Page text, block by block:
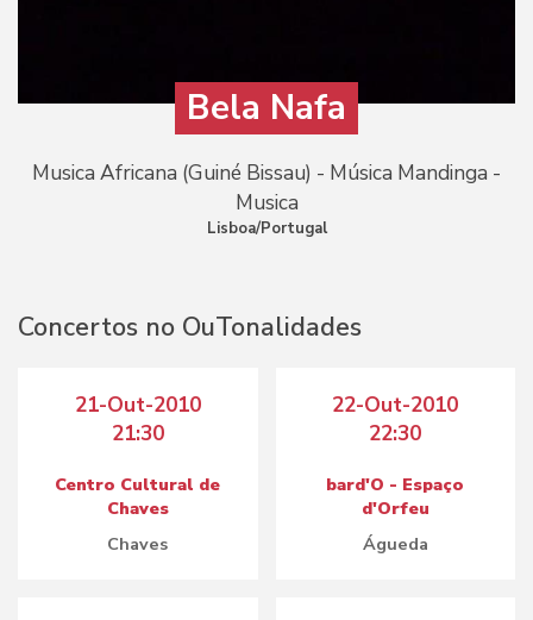
Bela Nafa
Musica Africana (Guiné Bissau) - Música Mandinga -
Musica
Lisboa/Portugal
Concertos no OuTonalidades
21-Out-2010
21:30
Centro Cultural de
Chaves
Chaves
22-Out-2010
22:30
bard'O - Espaço
d'Orfeu
Águeda